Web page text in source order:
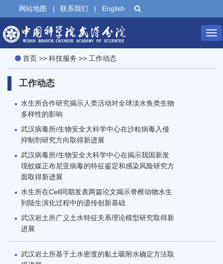
网站地图 | 联系我们 | English
首页 >> 科技服务 >> 工作动态
工作动态
水生所合作研究揭示人类活动对全球淡水鱼类生物
多样性的影响
武汉病毒所/生物安全大科学中心在沙粒病毒入侵
抑制剂研究方向取得新进展
武汉病毒所/生物安全大科学中心在揭示我国新发
现蚊媒正布尼亚病毒的特征鉴定和感染风险研究方
面取得新进展
水生所在Cell同期发表两篇论文揭示脊椎动物水生
到陆生演化过程中的遗传创新基础
武汉岩土所广义土水特征关系理论模型研究取得新
进展
武汉岩土所基于土水密度的黏土吸附水确定方法取